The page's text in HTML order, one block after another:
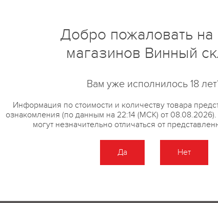
Первенец
и Платовский,
почвах долины
Дона, где на
правом —
значительные
способствует
достижении
правило,
зимы и жаркого
достижении
производится
проводится
блюдами из
Добро пожаловать на
магазинов Винный
Вам уже исполнилось 18
Информация по стоимости и количеству товара
ознакомления (по данным на 22:14 (МСК) от
могут незначительно отличаться от
Да Нет